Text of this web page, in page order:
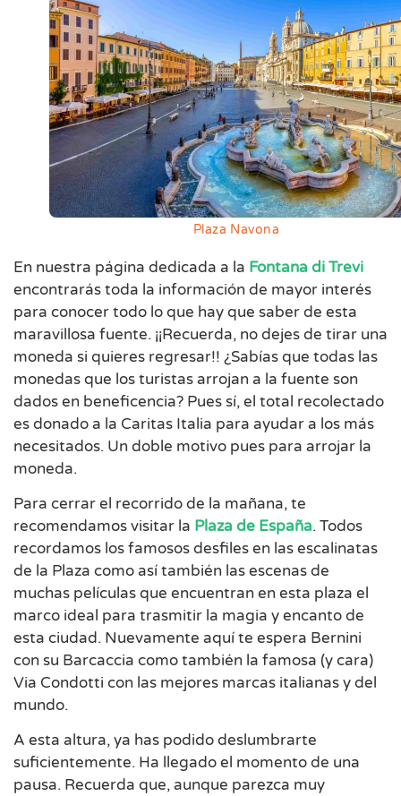
Plaza Navona
En nuestra página dedicada a la Fontana di Trevi
encontrarás toda la información de mayor interés
para conocer todo lo que hay que saber de esta
maravillosa fuente. ¡¡Recuerda, no dejes de tirar una
moneda si quieres regresar!! ¿Sabías que todas las
monedas que los turistas arrojan a la fuente son
dados en beneficencia? Pues sí, el total recolectado
es donado a la Caritas Italia para ayudar a los más
necesitados. Un doble motivo pues para arrojar la
moneda.
Para cerrar el recorrido de la mañana, te
recomendamos visitar la Plaza de España. Todos
recordamos los famosos desfiles en las escalinatas
de la Plaza como así también las escenas de
muchas películas que encuentran en esta plaza el
marco ideal para trasmitir la magia y encanto de
esta ciudad. Nuevamente aquí te espera Bernini
con su Barcaccia como también la famosa (y cara)
Via Condotti con las mejores marcas italianas y del
mundo.
A esta altura, ya has podido deslumbrarte
suficientemente. Ha llegado el momento de una
pausa. Recuerda que, aunque parezca muy